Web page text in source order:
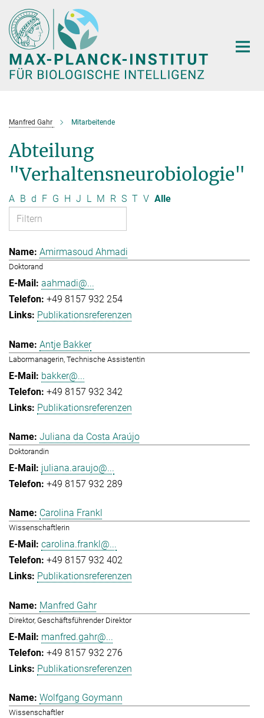
Hauptinhalt
Manfred Gahr Mitarbeitende
Abteilung
"Verhaltensneurobiologie"
A B d F G H J L M R S T V Alle
Amirmasoud Ahmadi
Doktorand
aahmadi@...
+49 8157 932 254
Publikationsreferenzen
Antje Bakker
Labormanagerin, Technische Assistentin
bakker@...
+49 8157 932 342
Publikationsreferenzen
Juliana da Costa Araújo
Doktorandin
juliana.araujo@...
+49 8157 932 289
Carolina Frankl
Wissenschaftlerin
carolina.frankl@...
+49 8157 932 402
Publikationsreferenzen
Manfred Gahr
Direktor, Geschäftsführender Direktor
manfred.gahr@...
+49 8157 932 276
Publikationsreferenzen
Wolfgang Goymann
Wissenschaftler